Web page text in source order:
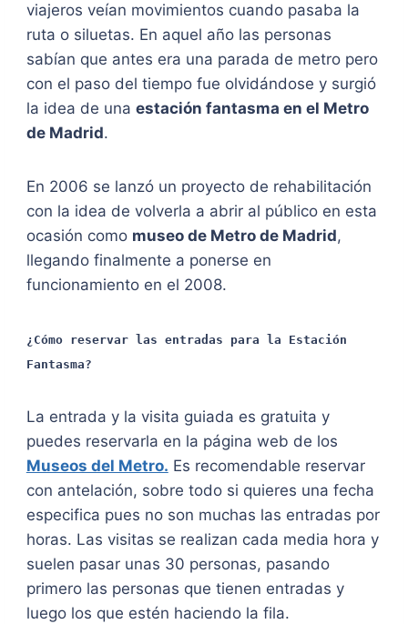
viajeros veían movimientos cuando pasaba la
ruta o siluetas. En aquel año las personas
sabían que antes era una parada de metro pero
con el paso del tiempo fue olvidándose y surgió
la idea de una estación fantasma en el Metro
de Madrid.
En 2006 se lanzó un proyecto de rehabilitación
con la idea de volverla a abrir al público en esta
ocasión como museo de Metro de Madrid,
llegando finalmente a ponerse en
funcionamiento en el 2008.
¿Cómo reservar las entradas para la Estación
Fantasma?
La entrada y la visita guiada es gratuita y
puedes reservarla en la página web de los
Museos del Metro. Es recomendable reservar
con antelación, sobre todo si quieres una fecha
especifica pues no son muchas las entradas por
horas. Las visitas se realizan cada media hora y
suelen pasar unas 30 personas, pasando
primero las personas que tienen entradas y
luego los que estén haciendo la fila.